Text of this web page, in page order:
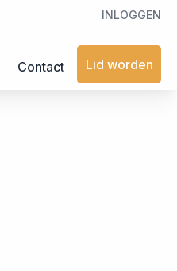
INLOGGEN
Contact Lid worden